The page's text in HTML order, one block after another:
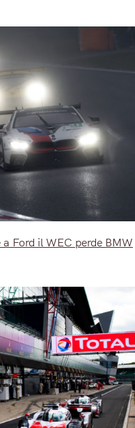
Ford il WEC perde BMW